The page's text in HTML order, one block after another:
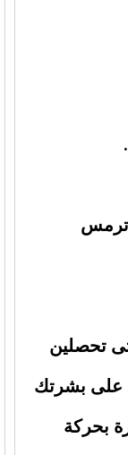
ترمس
تحصلين
على بشرتك
بحركة